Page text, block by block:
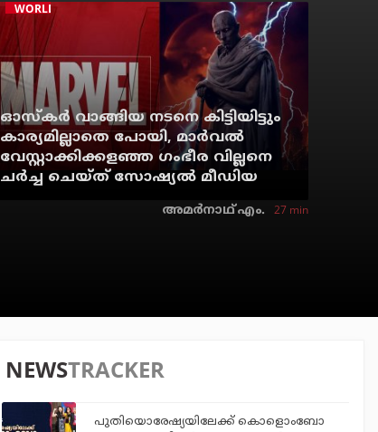
WORLD CINEMA
ഓസ്‌കര്‍ വാങ്ങിയ നടനെ കിട്ടിയിട്ടും
കാര്യമില്ലാതെ പോയി, മാര്‍വല്‍
വേസ്റ്റാക്കിക്കളഞ്ഞ ഗംഭീര വില്ലനെ
ചര്‍ച്ച ചെയ്ത് സോഷ്യല്‍ മീഡിയ
അമര്‍നാഥ് എം. 27 min
NEWSTRACKER
പുതിയൊരേഷ്യയിലേക്ക് കൊളൊംബോ